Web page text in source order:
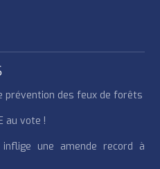
prévention des feux de forêts
au vote !
inflige une amende record à